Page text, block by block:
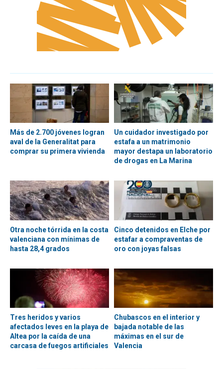
Más de 2.700 jóvenes logran
aval de la Generalitat para
comprar su primera vivienda
Un cuidador investigado por
estafa a un matrimonio
mayor destapa un laboratorio
de drogas en La Marina
Otra noche tórrida en la costa
valenciana con mínimas de
hasta 28,4 grados
Cinco detenidos en Elche por
estafar a compraventas de
oro con joyas falsas
Tres heridos y varios
afectados leves en la playa de
Altea por la caída de una
carcasa de fuegos artificiales
Chubascos en el interior y
bajada notable de las
máximas en el sur de
Valencia